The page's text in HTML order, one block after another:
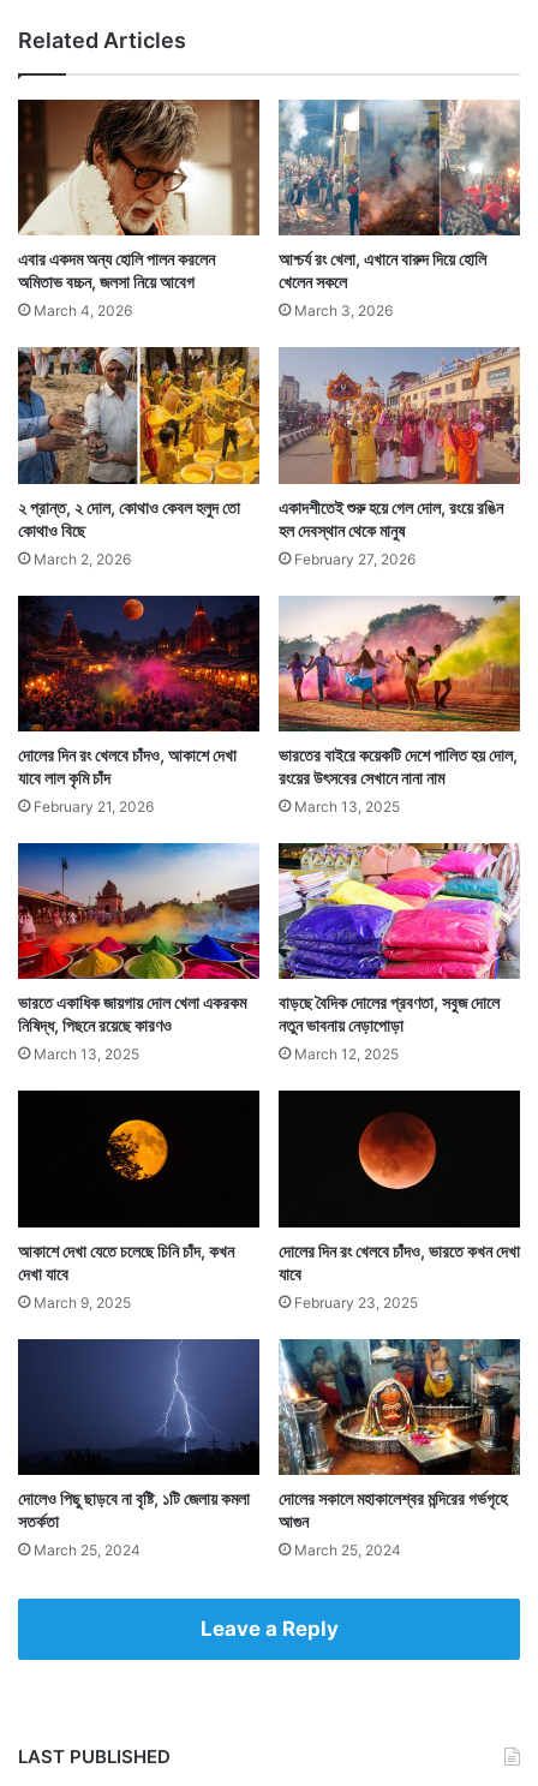
র
সু
দে
ঝা
ড়া
ল
এ
স
আ
ই
Related Articles
এবার একদম অন্য হোলি পালন করলেন
অমিতাভ বচ্চন, জলসা নিয়ে আবেগ
March 4, 2026
আশ্চর্য রং খেলা, এখানে বারুদ দিয়ে হোলি
খেলেন সকলে
March 3, 2026
২ প্রান্ত, ২ দোল, কোথাও কেবল হলুদ তো
কোথাও বিছে
March 2, 2026
একাদশীতেই শুরু হয়ে গেল দোল, রংয়ে রঙিন
হল দেবস্থান থেকে মানুষ
February 27, 2026
দোলের দিন রং খেলবে চাঁদও, আকাশে দেখা
যাবে লাল কৃমি চাঁদ
February 21, 2026
ভারতের বাইরে কয়েকটি দেশে পালিত হয় দোল,
রংয়ের উৎসবের সেখানে নানা নাম
March 13, 2025
ভারতে একাধিক জায়গায় দোল খেলা একরকম
নিষিদ্ধ, পিছনে রয়েছে কারণও
March 13, 2025
বাড়ছে বৈদিক দোলের প্রবণতা, সবুজ দোলে
নতুন ভাবনায় নেড়াপোড়া
March 12, 2025
আকাশে দেখা যেতে চলেছে চিনি চাঁদ, কখন
দেখা যাবে
March 9, 2025
দোলের দিন রং খেলবে চাঁদও, ভারতে কখন দেখা
যাবে
February 23, 2025
দোলেও পিছু ছাড়বে না বৃষ্টি, ১টি জেলায় কমলা
সতর্কতা
March 25, 2024
দোলের সকালে মহাকালেশ্বর মন্দিরের গর্ভগৃহে
আগুন
March 25, 2024
Leave a Reply
LAST PUBLISHED